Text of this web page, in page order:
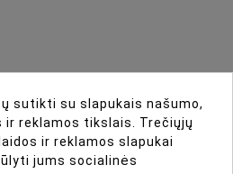
ASISTENTAS
INFORMACIJOS
sutikti su slapukais našumo,
reklamos tikslais. Trečiųjų
ir reklamos slapukai
jums socialinės